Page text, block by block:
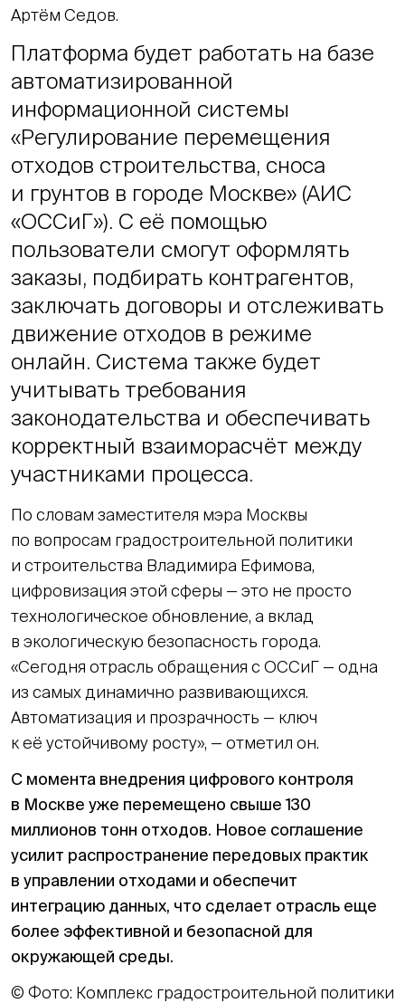
Артём Седов.
Платформа будет работать на базе
автоматизированной
информационной системы
«Регулирование перемещения
отходов строительства, сноса
и грунтов в городе Москве» (АИС
«ОССиГ»). С её помощью
пользователи смогут оформлять
заказы, подбирать контрагентов,
заключать договоры и отслеживать
движение отходов в режиме
онлайн. Система также будет
учитывать требования
законодательства и обеспечивать
корректный взаиморасчёт между
участниками процесса.
По словам заместителя мэра Москвы
по вопросам градостроительной политики
и строительства Владимира Ефимова,
цифровизация этой сферы — это не просто
технологическое обновление, а вклад
в экологическую безопасность города.
«Сегодня отрасль обращения с ОССиГ — одна
из самых динамично развивающихся.
Автоматизация и прозрачность — ключ
к её устойчивому росту», — отметил он.
С момента внедрения цифрового контроля
в Москве уже перемещено свыше 130
миллионов тонн отходов. Новое соглашение
усилит распространение передовых практик
в управлении отходами и обеспечит
интеграцию данных, что сделает отрасль еще
более эффективной и безопасной для
окружающей среды.
© Фото: Комплекс градостроительной политики